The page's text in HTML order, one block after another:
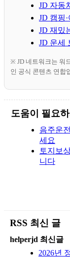
JD 자동
JD 캠핑
JD 재밌
JD 운세
※ JD 네트워크는 워
인 공식 콘텐츠 연합
도움이 필요
음주운
세요
토지보
니다
RSS 최신 글
helperjd 최신글
2026년